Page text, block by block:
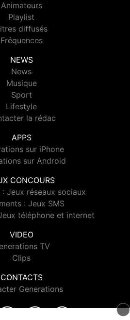
Animateurs
Playlist
diffusés
Fréquences
NEWS
News
Musique
Sport
Lifestyle
la rédac
APPS
sur iPhone
sur Android
CONCOURS
: Jeux réseaux sociaux
: Jeux SMS
téléphone et internet
VIDEO
TV
Clips
CONTACTS
Generations